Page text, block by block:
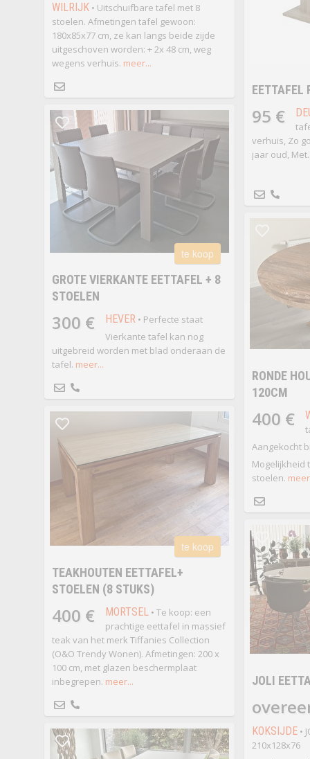
WILRIJK• Uitschuifbare tafel met 8
stoelen. Afmetingen tafel gewoon:
180x85x77 cm, ze kan langs beide zijde
uitgeschoven worden: + 2x 48 cm, weg
wegens verhuis. meer...
EETTAFEL
95 €
verhuis, Zo
jaar oud,
te koop
GROTE VIERKANTE EETTAFEL + 8
STOELEN
300 € HEVER• Perfecte staat
Vierkante tafel kan nog
uitgebreid worden met blad onderaan de
tafel. meer...
RONDE
120CM
400 €
Aangekocht
Mogelijkheid
stoelen.
te koop
TEAKHOUTEN EETTAFEL+
STOELEN (8 STUKS)
400 € MORTSEL• Te koop: een
prachtige eettafel in massief
teak van het merk Tiffanies Collection
(O&O Trendy Wonen). Afmetingen: 200 x
100 cm, met glazen beschermplaat
inbegrepen. meer... JOLI
KOKSIJDE•
210x128x76